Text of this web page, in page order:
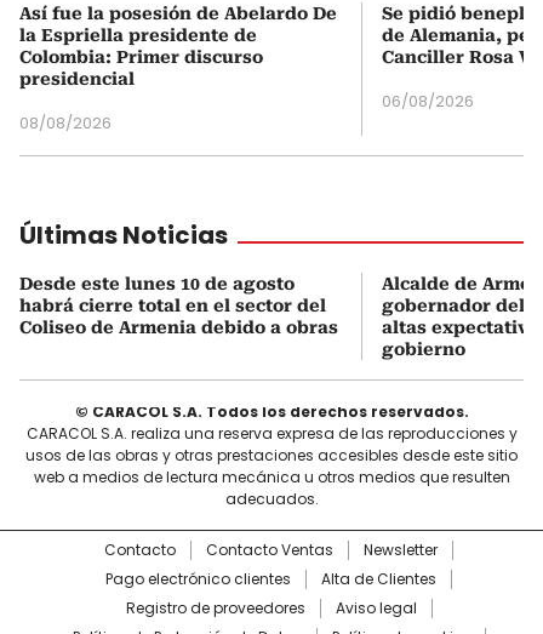
Así fue la posesión de Abelardo De
la Espriella presidente de
Colombia: Primer discurso
presidencial
08/08/2026
Se pidió
de Alemania,
Canciller Rosa
06/08/2026
Últimas Noticias
Desde este lunes 10 de agosto
habrá cierre total en el sector del
Coliseo de Armenia debido a obras
Alcalde de
gobernador del
altas
gobierno
© CARACOL S.A. Todos los derechos reservados.
CARACOL S.A. realiza una reserva expresa de las reproducciones y
usos de las obras y otras prestaciones accesibles desde este sitio
web a medios de lectura mecánica u otros medios que resulten
adecuados.
Contacto Contacto Ventas
Newsletter
Pago electrónico clientes
Alta de Clientes
Registro de proveedores
Aviso legal